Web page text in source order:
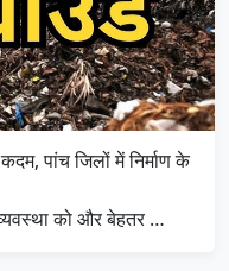
पांच जिलों में निर्माण के
को और बेहतर …